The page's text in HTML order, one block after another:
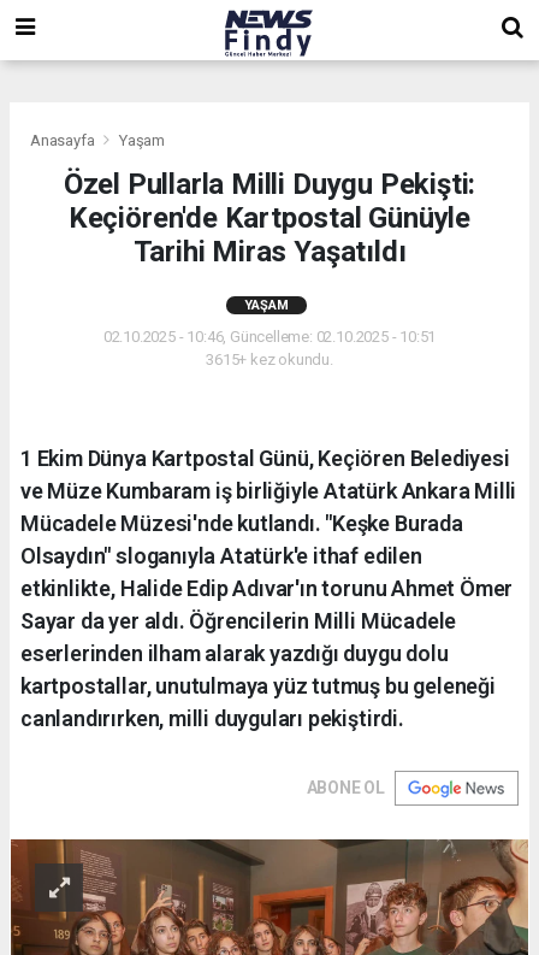
Anasayfa Yaşam
Özel Pullarla Milli Duygu Pekişti:
Keçiören'de Kartpostal Günüyle
Tarihi Miras Yaşatıldı
YAŞAM
02.10.2025 - 10:46, Güncelleme: 02.10.2025 - 10:51
3615+ kez okundu.
1 Ekim Dünya Kartpostal Günü, Keçiören Belediyesi
ve Müze Kumbaram iş birliğiyle Atatürk Ankara Milli
Mücadele Müzesi'nde kutlandı. "Keşke Burada
Olsaydın" sloganıyla Atatürk'e ithaf edilen
etkinlikte, Halide Edip Adıvar'ın torunu Ahmet Ömer
Sayar da yer aldı. Öğrencilerin Milli Mücadele
eserlerinden ilham alarak yazdığı duygu dolu
kartpostallar, unutulmaya yüz tutmuş bu geleneği
canlandırırken, milli duyguları pekiştirdi.
ABONE OL